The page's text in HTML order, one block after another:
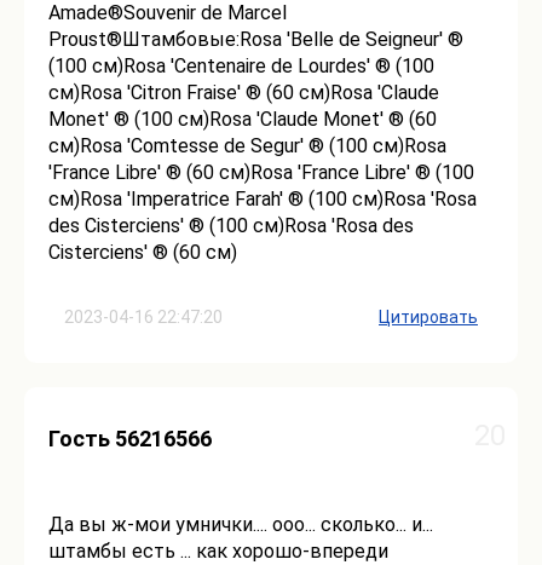
2023-04-16 22:47:20
Amade®Souvenir de Marcel
Proust®Штамбовые:Rosa 'Belle de Seigneur' ®
(100 см)Rosa 'Centenaire de Lourdes' ® (100
см)Rosa 'Citron Fraise' ® (60 см)Rosa 'Claude
Monet' ® (100 см)Rosa 'Claude Monet' ® (60
см)Rosa 'Comtesse de Segur' ® (100 см)Rosa
'France Libre' ® (60 см)Rosa 'France Libre' ® (100
см)Rosa 'Imperatrice Farah' ® (100 см)Rosa 'Rosa
des Cisterciens' ® (100 см)Rosa 'Rosa des
Cisterciens' ® (60 см)
Цитировать
Гость 56216566
Да вы ж-мои умнички.... ооо... сколько... и...
штамбы есть ... как хорошо-впереди